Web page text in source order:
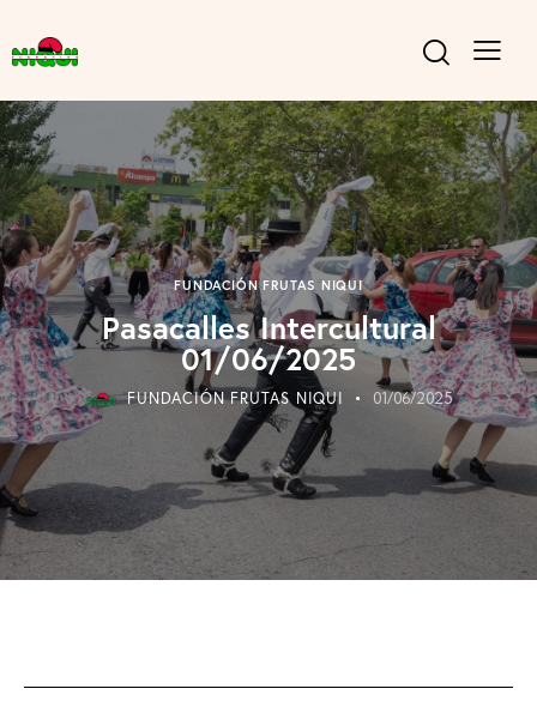
FUNDACIÓN FRUTAS NIQUI
Pasacalles Intercultural
01/06/2025
FUNDACIÓN FRUTAS NIQUI 01/06/2025